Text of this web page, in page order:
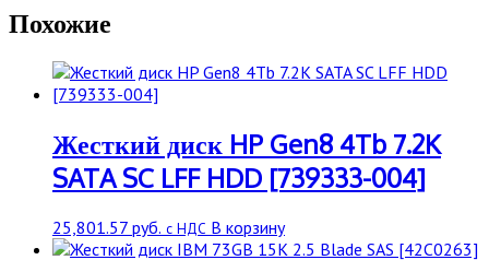
Похожие
Жесткий диск HP Gen8 4Tb 7.2K
SATA SC LFF HDD [739333-004]
25,801.57 руб. с НДС В корзину